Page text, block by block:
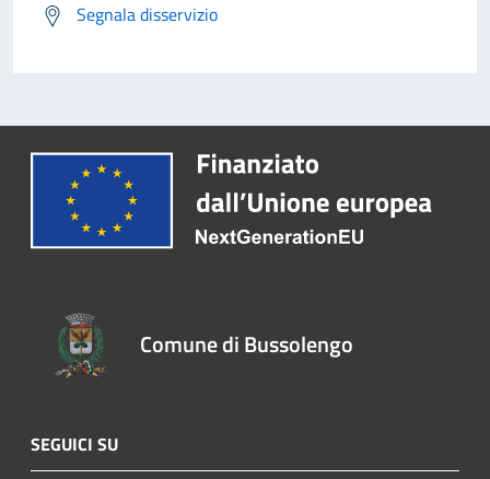
Segnala disservizio
Comune di Bussolengo
SEGUICI SU